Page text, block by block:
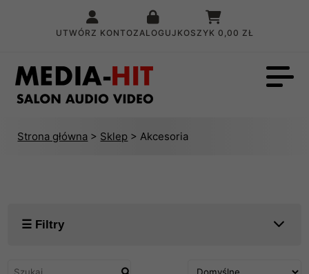
UTWÓRZ KONTOZALOGUJ KOSZYK 0,00 ZŁ
Strona główna > Sklep > Akcesoria
☰ Filtry